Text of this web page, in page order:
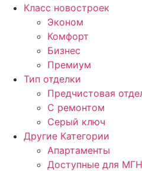
Класс новостроек
Эконом
Комфорт
Бизнес
Премиум
Тип отделки
Предчистовая
С ремонтом
Серый ключ
Другие Категории
Апартаменты
Доступные для МГН